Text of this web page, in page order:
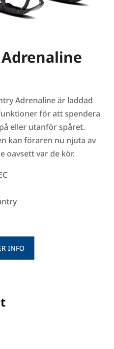
Adrenaline är laddad
för att spendera
eller utanför spåret.
kan föraren nu njuta av
oavsett var de kör.
INFO